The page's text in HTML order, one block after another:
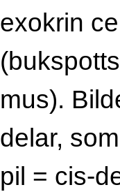
exokrin
mus).
delar,
pil = cis-